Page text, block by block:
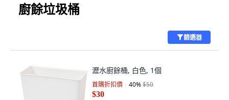
廚餘垃圾桶
篩選器
瀝水廚餘桶, 白色, 1個
首購折扣價 40%$50
$30